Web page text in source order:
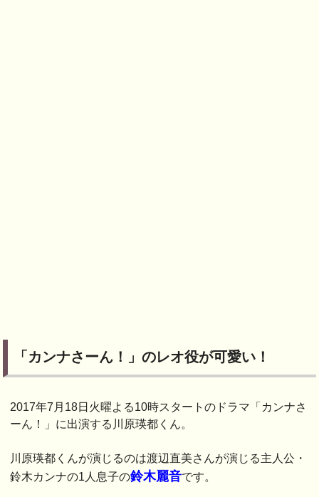
「カンナさーん！」のレオ役が可愛い！
2017年7月18日火曜よる10時スタートのドラマ「カンナさ
ーん！」に出演する川原瑛都くん。
川原瑛都くんが演じるのは渡辺直美さんが演じる主人公・
鈴木カンナの1人息子の鈴木麗音です。